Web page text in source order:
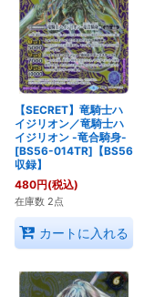
【SECRET】竜騎士ハ
イジリオン／竜騎士ハ
イジリオン -竜合騎身-
[BS56-014TR]【BS56
収録】
480円(税込)
在庫数 2点
カートに入れる